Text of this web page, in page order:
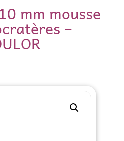
mm mousse
–